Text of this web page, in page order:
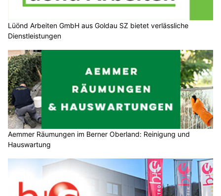
Lüönd Arbeiten GmbH aus Goldau SZ bietet verlässliche
Dienstleistungen
Aemmer Räumungen im Berner Oberland: Reinigung und
Hauswartung